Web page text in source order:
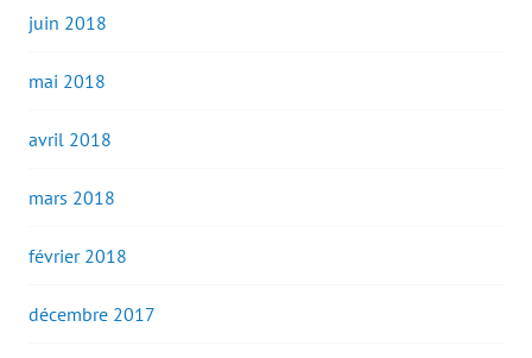
juin 2018
mai 2018
avril 2018
mars 2018
février 2018
décembre 2017